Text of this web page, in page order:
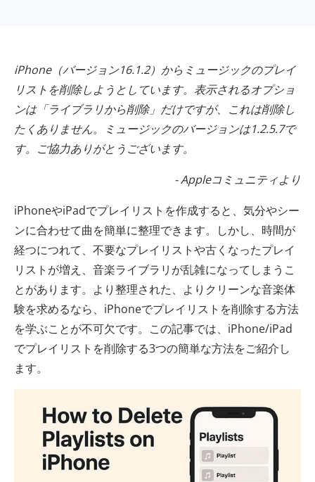
iPhone（バージョン16.1.2）からミュージックのプレイ
リストを削除しようとしています。表示されるオプショ
ンは「ライブラリから削除」だけですが、これは削除し
たくありません。ミュージックのバージョンは1.2.5.7で
す。ご協力ありがとうございます。
- Appleコミュニティより
iPhoneやiPadでプレイリストを作成すると、気分やシー
ンに合わせて曲を簡単に整理できます。しかし、時間が
経つにつれて、不要なプレイリストや古くなったプレイ
リストが増え、音楽ライブラリが乱雑になってしまうこ
とがあります。より整理された、よりクリーンな音楽体
験を求めるなら、iPhoneでプレイリストを削除する方法
を学ぶことが不可欠です。この記事では、iPhone/iPad
でプレイリストを削除する3つの簡単な方法をご紹介し
ます。